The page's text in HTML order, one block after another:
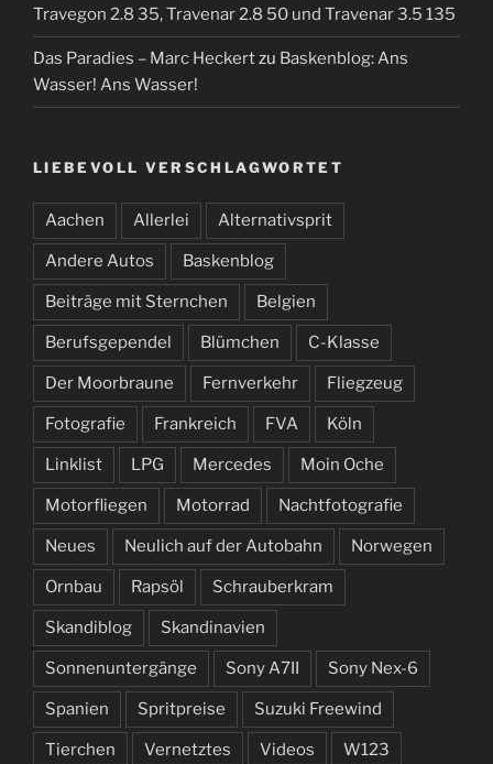
Travegon 2.8 35, Travenar 2.8 50 und Travenar 3.5 135
Das Paradies – Marc Heckertzu Baskenblog: Ans
Wasser! Ans Wasser!
LIEBEVOLL VERSCHLAGWORTET
Aachen Allerlei Alternativsprit
Andere Autos Baskenblog
Beiträge mit Sternchen Belgien
Berufsgependel Blümchen C-Klasse
Der Moorbraune Fernverkehr Fliegzeug
Fotografie Frankreich FVA Köln
Linklist LPG Mercedes Moin Oche
Motorfliegen Motorrad Nachtfotografie
Neues Neulich auf der Autobahn Norwegen
Ornbau Rapsöl Schrauberkram
Skandiblog Skandinavien
Sonnenuntergänge Sony A7II Sony Nex-6
Spanien Spritpreise Suzuki Freewind
Tierchen Vernetztes Videos W123